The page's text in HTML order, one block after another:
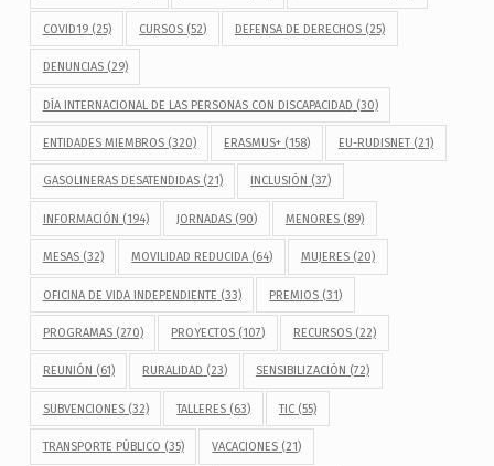
COVID19(25) CURSOS (52) DEFENSA DE DERECHOS(25)
DENUNCIAS(29)
DÍA INTERNACIONAL DE LAS PERSONAS CON DISCAPACIDAD (30)
ENTIDADES MIEMBROS(320) ERASMUS+ (158) EU-RUDISNET(21)
GASOLINERAS DESATENDIDAS(21) INCLUSIÓN (37)
INFORMACIÓN (194) JORNADAS (90) MENORES(89)
MESAS(32) MOVILIDAD REDUCIDA (64) MUJERES(20)
OFICINA DE VIDA INDEPENDIENTE (33) PREMIOS (31)
PROGRAMAS(270) PROYECTOS (107) RECURSOS(22)
REUNIÓN (61) RURALIDAD (23) SENSIBILIZACIÓN (72)
SUBVENCIONES(32) TALLERES (63) TIC(55)
TRANSPORTE PÚBLICO (35) VACACIONES (21)